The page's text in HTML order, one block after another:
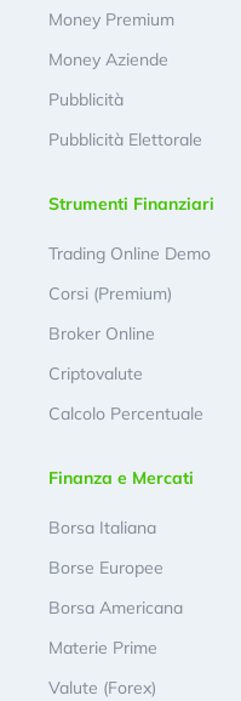
Money Premium
Money Aziende
Pubblicità
Pubblicità Elettorale
Strumenti Finanziari
Trading Online Demo
Corsi (Premium)
Broker Online
Criptovalute
Calcolo Percentuale
Finanza e Mercati
Borsa Italiana
Borse Europee
Borsa Americana
Materie Prime
Valute (Forex)